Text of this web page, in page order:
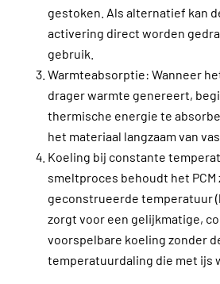
gestoken. Als alternatief kan
activering direct worden
gebruik.
Warmteabsorptie: Wanneer
drager warmte genereert,
thermische energie te
het materiaal langzaam van
Koeling bij constante
smeltproces behoudt het PCM
geconstrueerde temperatuur
zorgt voor een gelijkmatige,
voorspelbare koeling zonder
temperatuurdaling die met ijs